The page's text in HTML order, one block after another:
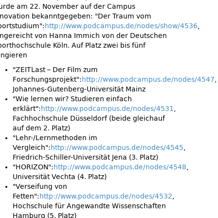
am 22. November auf der Campus
bekanntgegeben:
Der Traum vom
: http://www.podcampus.de/nodes/show/4536,
von Hanna Immich von der Deutschen
Köln. Auf Platz zwei bis fünf
ZEITLast – Der Film zum
Forschungsprojekt : http://www.podcampus.de/nodes/4547,
Johannes-Gutenberg-Universität Mainz
Wie lernen wir? Studieren einfach
erklärt : http://www.podcampus.de/nodes/4531,
Fachhochschule Düsseldorf (beide gleichauf
auf dem 2. Platz)
Lehr-/Lernmethoden im
Vergleich : http://www.podcampus.de/nodes/4545,
Friedrich-Schiller-Universität Jena (3. Platz)
HORIZON : http://www.podcampus.de/nodes/4548,
Universität Vechta (4. Platz)
Verseifung von
Fetten : http://www.podcampus.de/nodes/4532,
Hochschule für Angewandte Wissenschaften
Hamburg (5. Platz)